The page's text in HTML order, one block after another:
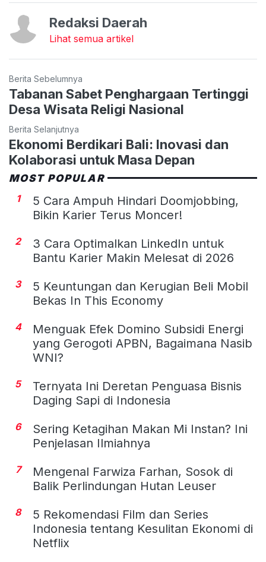
Redaksi Daerah
Lihat semua artikel
Berita Sebelumnya
Tabanan Sabet Penghargaan Tertinggi
Desa Wisata Religi Nasional
Berita Selanjutnya
Ekonomi Berdikari Bali: Inovasi dan
Kolaborasi untuk Masa Depan
MOST POPULAR
1
5 Cara Ampuh Hindari Doomjobbing,
Bikin Karier Terus Moncer!
2
3 Cara Optimalkan LinkedIn untuk
Bantu Karier Makin Melesat di 2026
3
5 Keuntungan dan Kerugian Beli Mobil
Bekas In This Economy
4
Menguak Efek Domino Subsidi Energi
yang Gerogoti APBN, Bagaimana Nasib
WNI?
5
Ternyata Ini Deretan Penguasa Bisnis
Daging Sapi di Indonesia
6
Sering Ketagihan Makan Mi Instan? Ini
Penjelasan Ilmiahnya
7
Mengenal Farwiza Farhan, Sosok di
Balik Perlindungan Hutan Leuser
8
5 Rekomendasi Film dan Series
Indonesia tentang Kesulitan Ekonomi di
Netflix